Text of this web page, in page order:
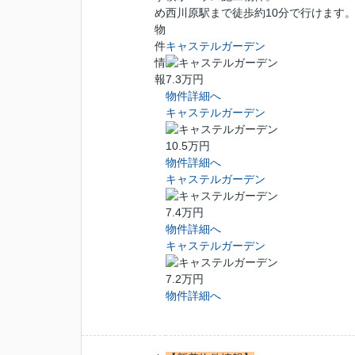
め
物
件
情
報
西川原駅まで徒歩約10分で行けます。
キャステルガーデン
7.3万円
物件詳細へ
キャステルガーデン
10.5万円
物件詳細へ
キャステルガーデン
7.4万円
物件詳細へ
キャステルガーデン
7.2万円
物件詳細へ